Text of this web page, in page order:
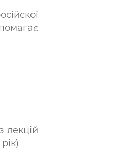
лекцій